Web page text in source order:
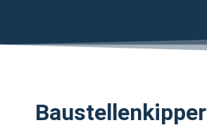
Baustellenkipper